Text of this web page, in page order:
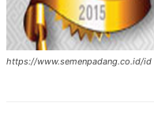
https://www.semenpadang.co.id/id